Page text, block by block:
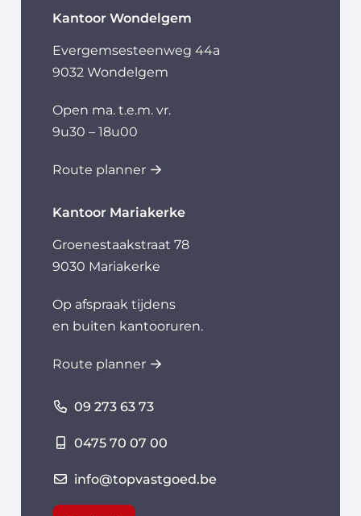
Kantoor Wondelgem
Evergemsesteenweg 44a
9032 Wondelgem
Open ma. t.e.m. vr.
9u30 – 18u00
Route planner
Kantoor Mariakerke
Groenestaakstraat 78
9030 Mariakerke
Op afspraak tijdens
en buiten kantooruren.
Route planner
09 273 63 73
0475 70 07 00
info@topvastgoed.be